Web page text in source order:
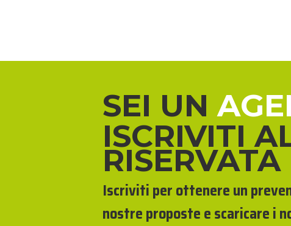
SEI UN
ISCRIVITI
RISERVATA
Iscriviti per ottenere un
nostre proposte e scaricare i